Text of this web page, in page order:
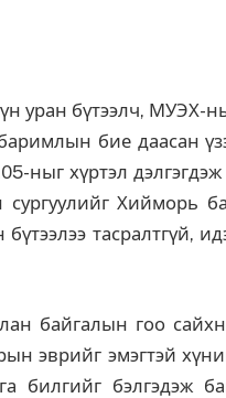
уран бүтээлч, МУЭХ-
бие даасан
ныг хүртэл
сургуулийг Хийморь
тасралтгүй,
байгалын гоо
эврийг эмэгтэй
билгийг бэлгэдэж